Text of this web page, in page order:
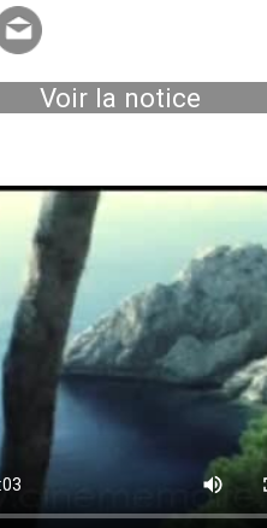
Voir la notice